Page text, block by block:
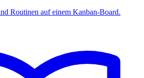
Routinen auf einem Kanban-Board.